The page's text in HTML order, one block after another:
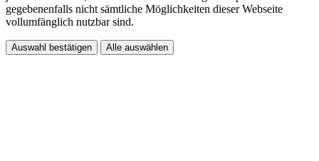
gegebenenfalls nicht sämtliche Möglichkeiten dieser Webseite
vollumfänglich nutzbar sind.
Auswahl bestätigen Alle auswählen